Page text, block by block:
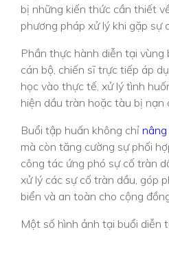
bị những kiến thức cần thiết
phương pháp xử lý khi gặp sự
Phần thực hành diễn tại vùng
cán bộ, chiến sĩ trực tiếp áp
học vào thực tế, xử lý tình
hiện dầu tràn hoặc tàu bị nạn
Buổi tập huấn không chỉ
mà còn tăng cường sự phối
công tác ứng phó sự cố tràn
xử lý các sự cố tràn dầu, góp
biển và an toàn cho cộng
Một số hình ảnh tại buổi diễn